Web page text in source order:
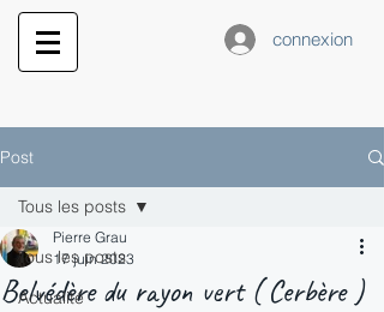
connexion
Post
Tous les posts
Actualité
Tous les posts
Belvédère du rayon vert ( Cerbère )
Pierre Grau
17 juin 2023